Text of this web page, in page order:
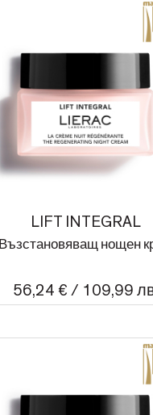
LIFT INTEGRAL
Възстановяващ нощен
56,24 € / 109,99